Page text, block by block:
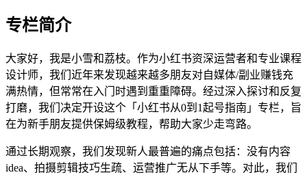
专栏简介
大家好，我是小雪和荔枝。作为小红书资深运营者和专业课程
设计师，我们近年来发现越来越多朋友对自媒体/副业赚钱充
满热情，但常常在入门时遇到重重障碍。经过深入探讨和反复
打磨，我们决定开设这个「小红书从0到1起号指南」专栏，旨
在为新手朋友提供保姆级教程，帮助大家少走弯路。
通过长期观察，我们发现新人最普遍的痛点包括：没有内容
idea、拍摄剪辑技巧生疏、运营推广无从下手等。对此，我们